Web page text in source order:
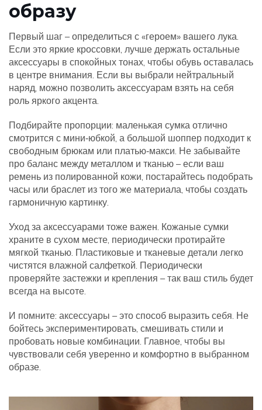
образу
Первый шаг – определиться с «героем» вашего лука.
Если это яркие кроссовки, лучше держать остальные
аксессуары в спокойных тонах, чтобы обувь оставалась
в центре внимания. Если вы выбрали нейтральный
наряд, можно позволить аксессуарам взять на себя
роль яркого акцента.
Подбирайте пропорции: маленькая сумка отлично
смотрится с мини‑юбкой, а большой шоппер подходит к
свободным брюкам или платью‑макси. Не забывайте
про баланс между металлом и тканью – если ваш
ремень из полированной кожи, постарайтесь подобрать
часы или браслет из того же материала, чтобы создать
гармоничную картинку.
Уход за аксессуарами тоже важен. Кожаные сумки
храните в сухом месте, периодически протирайте
мягкой тканью. Пластиковые и тканевые детали легко
чистятся влажной салфеткой. Периодически
проверяйте застежки и крепления – так ваш стиль будет
всегда на высоте.
И помните: аксессуары – это способ выразить себя. Не
бойтесь экспериментировать, смешивать стили и
пробовать новые комбинации. Главное, чтобы вы
чувствовали себя уверенно и комфортно в выбранном
образе.